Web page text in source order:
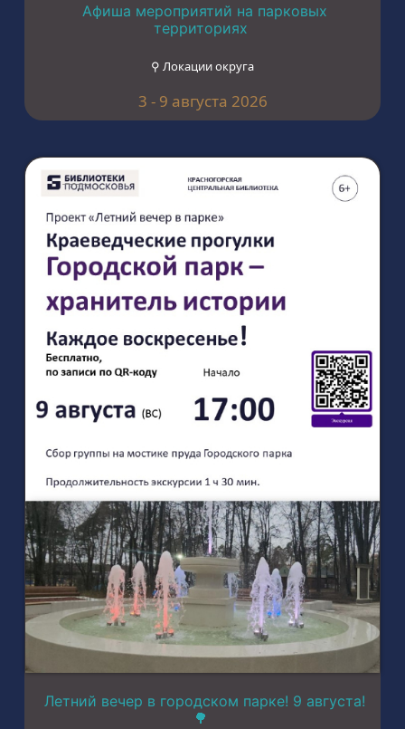
Афиша мероприятий на парковых
территориях
⚲ Локации округа
3 - 9 августа 2026
Летний вечер в городском парке! 9 августа!
🌳